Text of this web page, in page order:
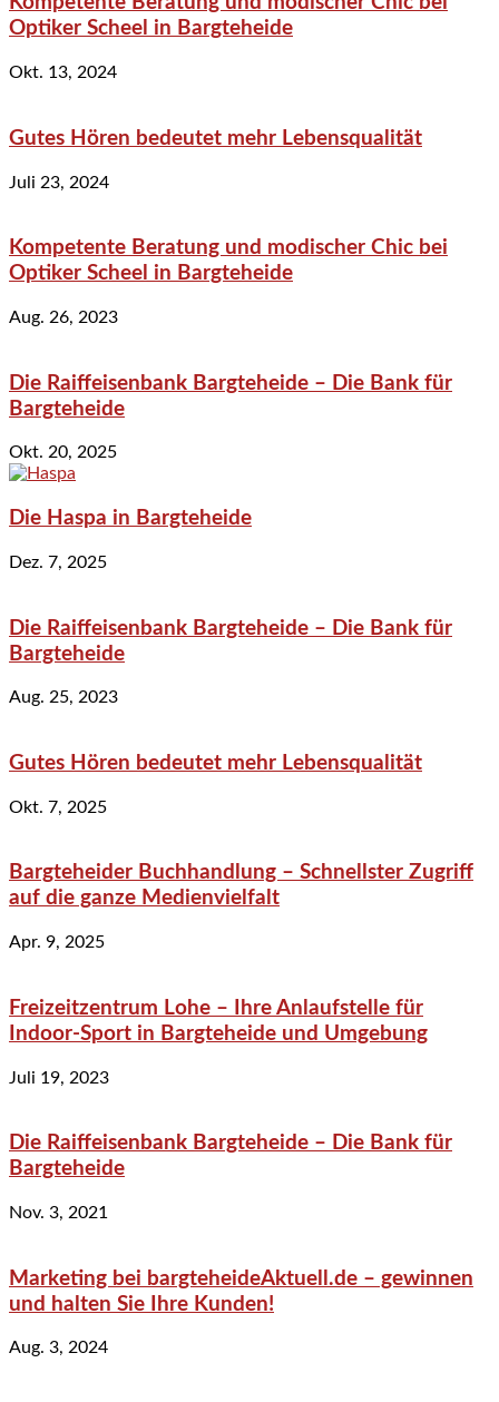
Optiker Scheel in Bargteheide
Okt. 13, 2024
Gutes Hören bedeutet mehr Lebensqualität
Juli 23, 2024
Kompetente Beratung und modischer Chic bei
Optiker Scheel in Bargteheide
Aug. 26, 2023
Die Raiffeisenbank Bargteheide – Die Bank für
Bargteheide
Okt. 20, 2025
Die Haspa in Bargteheide
Dez. 7, 2025
Die Raiffeisenbank Bargteheide – Die Bank für
Bargteheide
Aug. 25, 2023
Gutes Hören bedeutet mehr Lebensqualität
Okt. 7, 2025
Bargteheider Buchhandlung – Schnellster Zugriff
auf die ganze Medienvielfalt
Apr. 9, 2025
Freizeitzentrum Lohe – Ihre Anlaufstelle für
Indoor-Sport in Bargteheide und Umgebung
Juli 19, 2023
Die Raiffeisenbank Bargteheide – Die Bank für
Bargteheide
Nov. 3, 2021
Marketing bei bargteheideAktuell.de – gewinnen
und halten Sie Ihre Kunden!
Aug. 3, 2024